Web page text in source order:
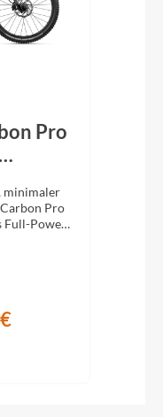
Pro
minimaler
Pro
Full-Power